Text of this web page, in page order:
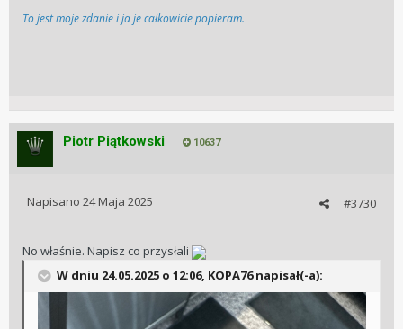
To jest moje zdanie i ja je całkowicie popieram.
Piotr Piątkowski 10637
#3730
Napisano 24 Maja 2025
No właśnie. Napisz co przysłali
W dniu 24.05.2025 o 12:06, KOPA76napisał(-a):